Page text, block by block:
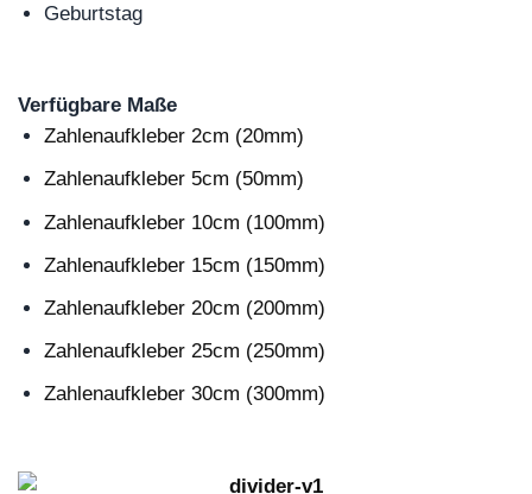
Geburtstag
Verfügbare Maße
Zahlenaufkleber 2cm (20mm)
Zahlenaufkleber 5cm (50mm)
Zahlenaufkleber 10cm (100mm)
Zahlenaufkleber 15cm (150mm)
Zahlenaufkleber 20cm (200mm)
Zahlenaufkleber 25cm (250mm)
Zahlenaufkleber 30cm (300mm)